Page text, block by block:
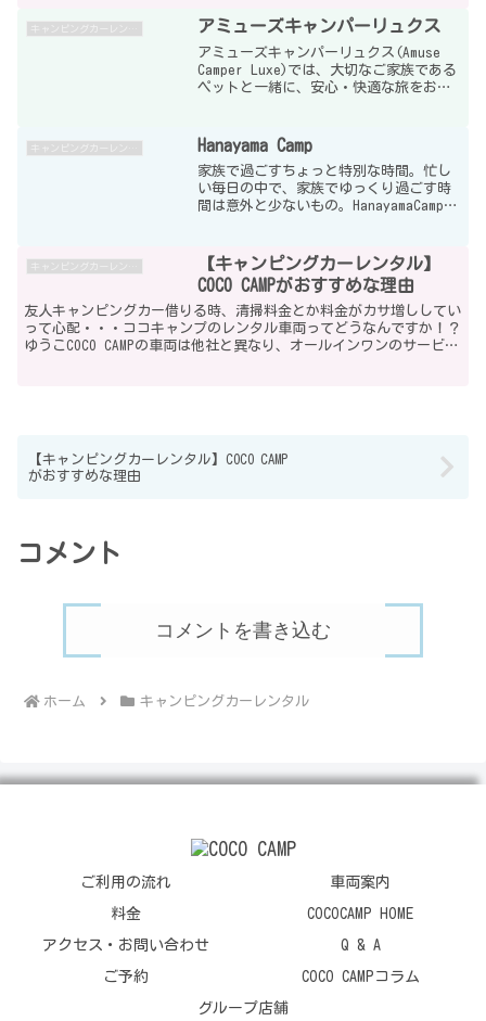
めの車ではなく、「笑ったこと」「語り
合ったこと...
アミューズキャンパーリュクス
アミューズキャンパーリュクス(Amuse
Camper Luxe)では、大切なご家族である
ペットと一緒に、安心・快適な旅をお楽
飼い主様もリラックスしながら、家族全
員で特別...
Hanayama Camp
家族で過ごすちょっと特別な時間。忙し
い毎日の中で、家族でゆっくり過ごす時
間は意外と少ないもの。HanayamaCampで
わったキャンピングカーをご用意してい
ます。初めて...
【キャンピングカーレンタル】
COCO CAMPがおすすめな理由
友人キャンピングカー借りる時、清掃料金とか料金がカサ増ししてい
って心配・・・ココキャンプのレンタル車両ってどうなんですか！？
ゆうこCOCO CAMPの車両は他社と異なり、オールインワンのサービス
【キャンピングカーレンタル】COCO CAMP
がおすすめな理由
コメント
コメントを書き込む
ホーム キャンピングカーレンタル
ご利用の流れ 車両案内
料金 COCOCAMP HOME
アクセス・お問い合わせ Q & A
ご予約 COCO CAMPコラム
グループ店舗